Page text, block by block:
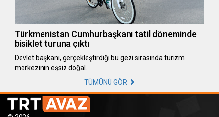
Türkmenistan Cumhurbaşkanı tatil döneminde
bisiklet turuna çıktı
Devlet başkanı, gerçekleştirdiği bu gezi sırasında turizm
merkezinin eşsiz doğal…
TÜMÜNÜ GÖR